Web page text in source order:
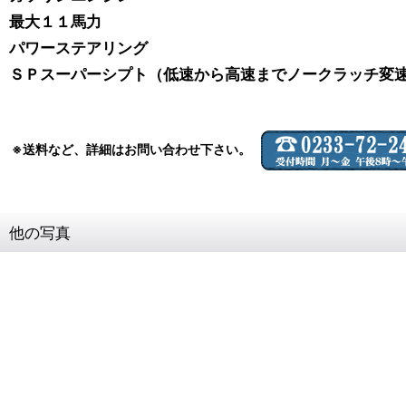
最大１１馬力
パワーステアリング
ＳＰスーパーシプト（低速から高速までノークラッチ変
※送料など、詳細はお問い合わせ下さい。
他の写真